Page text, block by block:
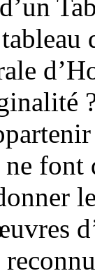
font